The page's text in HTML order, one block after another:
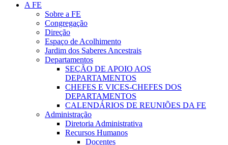
A FE
Sobre a FE
Congregação
Direção
Espaço de Acolhimento
Jardim dos Saberes Ancestrais
Departamentos
SEÇÃO DE APOIO AOS
DEPARTAMENTOS
CHEFES E VICES-CHEFES DOS
DEPARTAMENTOS
CALENDÁRIOS DE REUNIÕES DA FE
Administração
Diretoria Administrativa
Recursos Humanos
Docentes